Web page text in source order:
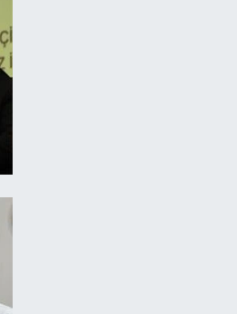
ve Fikstür